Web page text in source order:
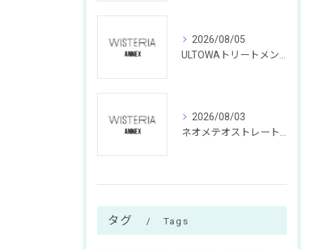
2026/08/05
2026/08/03
タグ Tags